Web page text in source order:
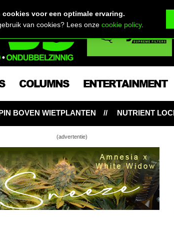
COLUMNS ENTERTAINMENT
NUTRIENT LOCKOUT: HONGERIGE
(advertentie)
jouw joint over jezelf zegt
cookies voor een optimale ervaring.
van cookies? Lees onzecookie policy.